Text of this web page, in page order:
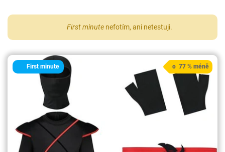
First minute nefotím, ani netestuji.
First minute o 77 % méně